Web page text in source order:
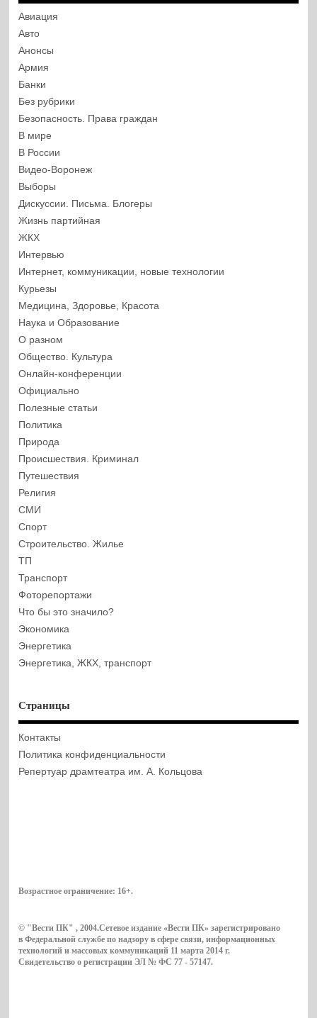
Авиация
Авто
Анонсы
Армия
Банки
Без рубрики
Безопасность. Права граждан
В мире
В России
Видео-Воронеж
Выборы
Дискуссии. Письма. Блогеры
Жизнь партийная
ЖКХ
Интервью
Интернет, коммуникации, новые технологии
Курьезы
Медицина, Здоровье, Красота
Наука и Образование
О разном
Общество. Культура
Онлайн-конференции
Официально
Полезные статьи
Политика
Природа
Происшествия. Криминал
Путешествия
Религия
СМИ
Спорт
Строительство. Жилье
ТП
Транспорт
Фоторепортажи
Что бы это значило?
Экономика
Энергетика
Энергетика, ЖКХ, транспорт
Страницы
Контакты
Политика конфиденциальности
Репертуар драмтеатра им. А. Кольцова
Возрастное ограничение: 16+.
© "Вести ПК" , 2004.Сетевое издание «Вести ПК» зарегистрировано
в Федеральной службе по надзору в сфере связи, информационных
технологий и массовых коммуникаций 11 марта 2014 г.
Свидетельство о регистрации ЭЛ № ФС 77 - 57147.